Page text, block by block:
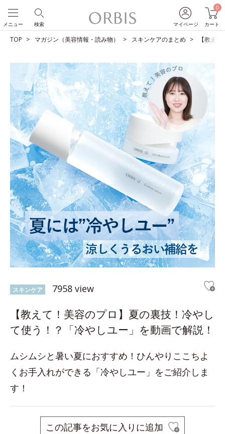
マイページ
0
カート
検索
メニュー
TOP マガジン（美容情報・読み物） スキンケアのまとめ 【教え
スキンケア 7958 view
【教えて！美容のプロ】夏の裏技！冷やし
て使う！？「冷やしユー」を動画で解説！
ムシムシと暑い夏におすすめ！ひんやりここちよ
くお手入れができる「冷やしユー」をご紹介しま
す！
この記事をお気に入りに追加